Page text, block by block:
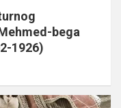
bega
1926)